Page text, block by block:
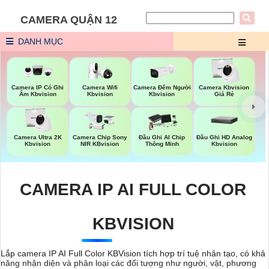
CAMERA QUẬN 12
DANH MỤC
Camera IP Có Ghi
Âm Kbvision
Camera Wifi
Kbvision
Camera Đếm Người
Kbvision
Camera Kbvision
Giá Rẻ
Camera Ultra 2K
Kbvision
Camera Chip Sony
NIR KBvision
Đầu Ghi AI Chip
Thông Minh
Đầu Ghi HD Analog
Kbvision
CAMERA IP AI FULL COLOR
KBVISION
Lắp camera IP AI Full Color KBVision tích hợp trí tuệ nhân tạo, có khả
năng nhận diện và phân loại các đối tượng như người, vật, phương